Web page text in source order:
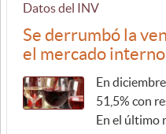
Datos del INV
Se derrumbó la
el mercado interno
En
51,5% con
En el último